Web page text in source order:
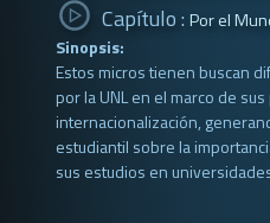
Capítulo : Por el
Sinopsis:
Estos micros tienen buscan
por la UNL en el marco de
internacionalización,
estudiantil sobre la
sus estudios en